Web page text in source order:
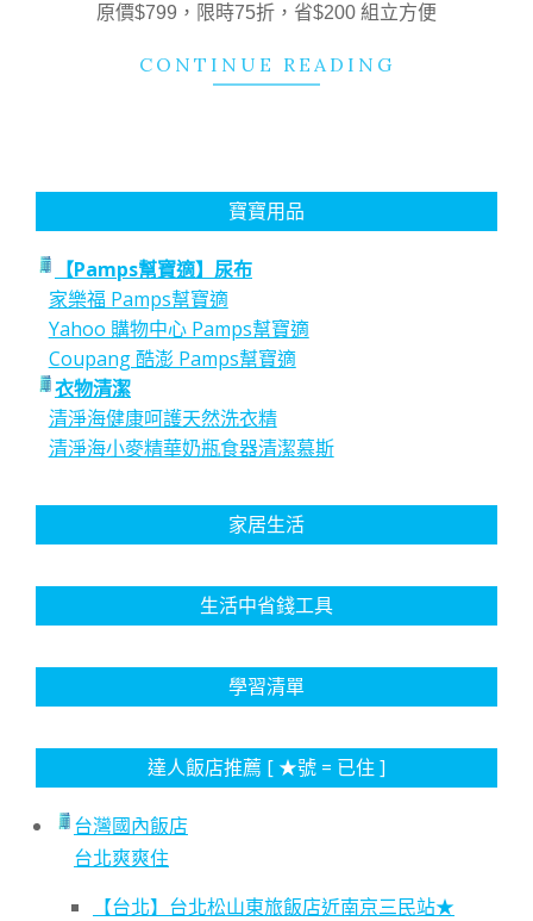
原價$799，限時75折，省$200 組立方便
CONTINUE READING
寶寶用品
【Pamps幫寶適】尿布
家樂福 Pamps幫寶適
Yahoo 購物中心 Pamps幫寶適
Coupang 酷澎 Pamps幫寶適
衣物清潔
清淨海健康呵護天然洗衣精
清淨海小麥精華奶瓶食器清潔慕斯
家居生活
生活中省錢工具
學習清單
達人飯店推薦 [ ★號 = 已住 ]
台灣國內飯店
台北爽爽住
【台北】台北松山東旅飯店近南京三民站★